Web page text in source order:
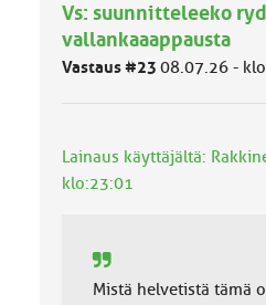
m
ä
u
a
:
Vs: suunnitteleeko
vallankaaappausta
Vastaus #23 08.07.26 -
Lainaus käyttäjältä:
klo:23:01
Mistä helvetistä tämä